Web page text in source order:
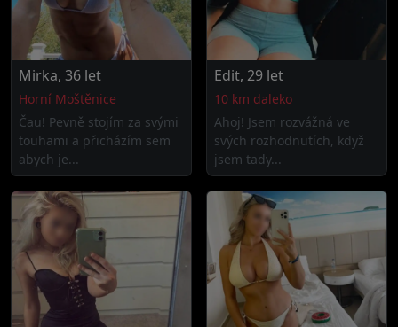
Mirka, 36 let
Horní Moštěnice
Čau! Pevně stojím za svými
touhami a přicházím sem
abych je...
Edit, 29 let
10 km daleko
Ahoj! Jsem rozvážná ve
svých rozhodnutích, když
jsem tady...